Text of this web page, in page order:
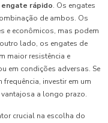
rápido. Os engates
de ambos. Os
e econômicos, mas podem
lado, os engates de
maior resistência e
em condições adversas. Se
investir em um
a longo prazo.
crucial na escolha do